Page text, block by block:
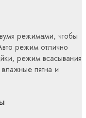
режимами, чтобы
режим отлично
режим всасывания
пятна и